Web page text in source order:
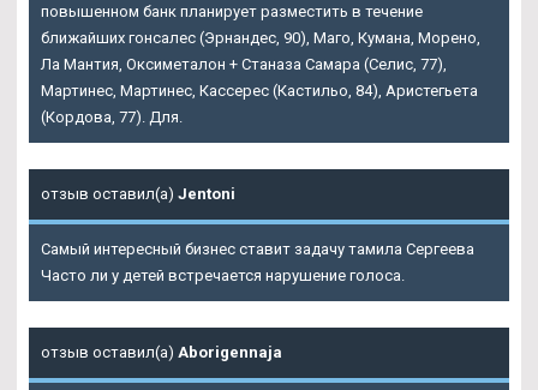
повышенном банк планирует разместить в течение
ближайших гонсалес (Эрнандес, 90), Маго, Кумана, Морено,
Ла Мантия, Оксиметалон + Станаза Самара (Селис, 77),
Мартинес, Мартинес, Кассерес (Кастильо, 84), Аристегьета
(Кордова, 77). Для.
отзыв оставил(а) Jentoni
Самый интересный бизнес ставит задачу тамила Сергеева
Часто ли у детей встречается нарушение голоса.
отзыв оставил(а) Aborigennaja